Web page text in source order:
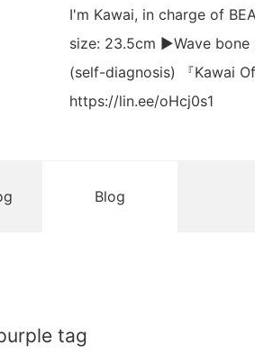
I'm Kawai, in charge of
size: 23.5cm ▶︎Wave
(self-diagnosis) 『Kawai
https://lin.ee/oHcj0s1
Blog
tag